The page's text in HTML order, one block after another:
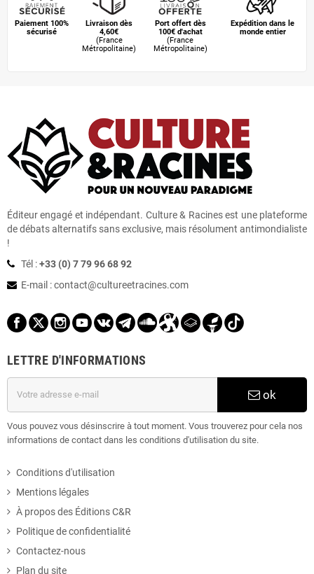
Août(20)
Avril(17)
Mars (30)
Novembre (26)
Octobre(35)
Septembre (31)
Août(21)
Mai(22)
Avril(64)
Paiement 100%
sécurisé
Livraison dès
4,60€
(France
Métropolitaine)
Port offert dès
100€ d'achat
(France
Métropolitaine)
Expédition dans le
monde entier
Éditeur engagé et indépendant. Culture & Racines est une plateforme
de débats alternatifs sans exclusive, mais résolument antimondialiste
!
Tél :+33 (0) 7 79 96 68 92
E-mail : contact@cultureetracines.com
LETTRE D'INFORMATIONS
ok
Vous pouvez vous désinscrire à tout moment. Vous trouverez pour cela nos
informations de contact dans les conditions d'utilisation du site.
Conditions d'utilisation
Mentions légales
À propos des Éditions C&R
Politique de confidentialité
Contactez-nous
Plan du site